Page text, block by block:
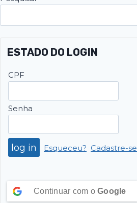
ESTADO DO LOGIN
CPF
Senha
Esqueceu? Cadastre-se
Continuar com o Google